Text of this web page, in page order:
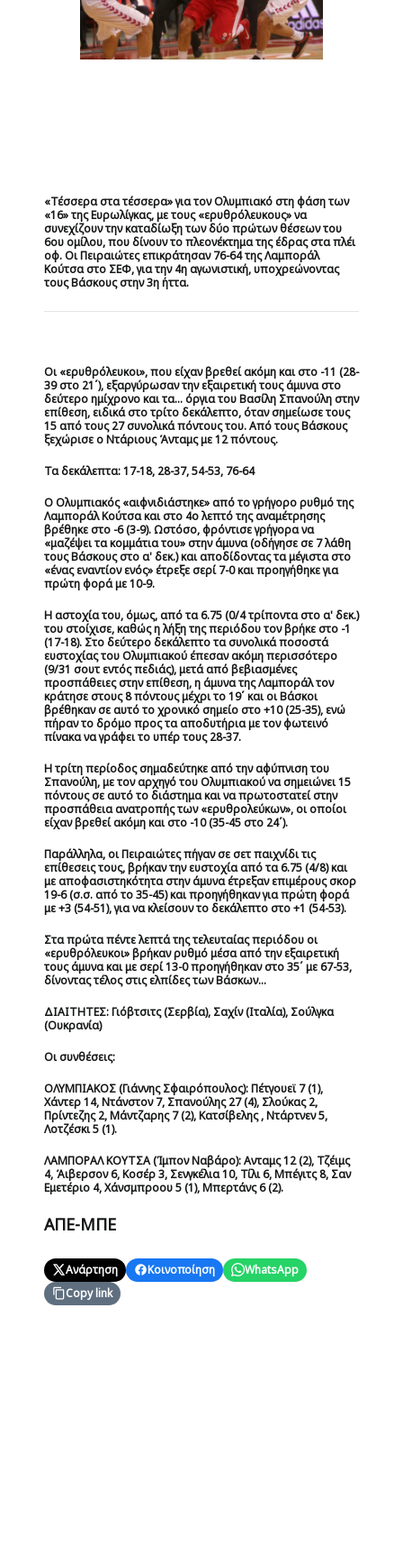
«Τέσσερα στα τέσσερα» για τον Ολυμπιακό στη φάση των
«16» της Ευρωλίγκας, με τους «ερυθρόλευκους» να
συνεχίζουν την καταδίωξη των δύο πρώτων θέσεων του
6ου ομίλου, που δίνουν το πλεονέκτημα της έδρας στα πλέι
οφ. Οι Πειραιώτες επικράτησαν 76-64 της Λαμποράλ
Κούτσα στο ΣΕΦ, για την 4η αγωνιστική, υποχρεώνοντας
τους Βάσκους στην 3η ήττα.
Οι «ερυθρόλευκοι», που είχαν βρεθεί ακόμη και στο -11 (28-
39 στο 21΄), εξαργύρωσαν την εξαιρετική τους άμυνα στο
δεύτερο ημίχρονο και τα... όργια του Βασίλη Σπανούλη στην
επίθεση, ειδικά στο τρίτο δεκάλεπτο, όταν σημείωσε τους
15 από τους 27 συνολικά πόντους του. Από τους Βάσκους
ξεχώρισε ο Ντάριους Άνταμς με 12 πόντους.
Τα δεκάλεπτα:17-18, 28-37, 54-53, 76-64
Ο Ολυμπιακός «αιφνιδιάστηκε» από το γρήγορο ρυθμό της
Λαμποράλ Κούτσα και στο 4ο λεπτό της αναμέτρησης
βρέθηκε στο -6 (3-9). Ωστόσο, φρόντισε γρήγορα να
«μαζέψει τα κομμάτια του» στην άμυνα (οδήγησε σε 7 λάθη
τους Βάσκους στο α' δεκ.) και αποδίδοντας τα μέγιστα στο
«ένας εναντίον ενός» έτρεξε σερί 7-0 και προηγήθηκε για
πρώτη φορά με 10-9.
Η αστοχία του, όμως, από τα 6.75 (0/4 τρίποντα στο α' δεκ.)
του στοίχισε, καθώς η λήξη της περιόδου τον βρήκε στο -1
(17-18). Στο δεύτερο δεκάλεπτο τα συνολικά ποσοστά
ευστοχίας του Ολυμπιακού έπεσαν ακόμη περισσότερο
(9/31 σουτ εντός πεδιάς), μετά από βεβιασμένες
προσπάθειες στην επίθεση, η άμυνα της Λαμποράλ τον
κράτησε στους 8 πόντους μέχρι το 19΄ και οι Βάσκοι
βρέθηκαν σε αυτό το χρονικό σημείο στο +10 (25-35), ενώ
πήραν το δρόμο προς τα αποδυτήρια με τον φωτεινό
πίνακα να γράφει το υπέρ τους 28-37.
Η τρίτη περίοδος σημαδεύτηκε από την αφύπνιση του
Σπανούλη, με τον αρχηγό του Ολυμπιακού να σημειώνει 15
πόντους σε αυτό το διάστημα και να πρωτοστατεί στην
προσπάθεια ανατροπής των «ερυθρολεύκων», οι οποίοι
είχαν βρεθεί ακόμη και στο -10 (35-45 στο 24΄).
Παράλληλα, οι Πειραιώτες πήγαν σε σετ παιχνίδι τις
επίθεσεις τους, βρήκαν την ευστοχία από τα 6.75 (4/8) και
με αποφασιστηκότητα στην άμυνα έτρεξαν επιμέρους σκορ
19-6 (σ.σ. από το 35-45) και προηγήθηκαν για πρώτη φορά
με +3 (54-51), για να κλείσουν το δεκάλεπτο στο +1 (54-53).
Στα πρώτα πέντε λεπτά της τελευταίας περιόδου οι
«ερυθρόλευκοι» βρήκαν ρυθμό μέσα από την εξαιρετική
τους άμυνα και με σερί 13-0 προηγήθηκαν στο 35΄ με 67-53,
δίνοντας τέλος στις ελπίδες των Βάσκων...
ΔΙΑΙΤΗΤΕΣ:Γιόβτσιτς (Σερβία), Σαχίν (Ιταλία), Σούλγκα
(Ουκρανία)
Οι συνθέσεις:
ΟΛΥΜΠΙΑΚΟΣ (Γιάννης Σφαιρόπουλος):Πέτγουεϊ 7 (1),
Χάντερ 14, Ντάνστον 7, Σπανούλης 27 (4), Σλούκας 2,
Πρίντεζης 2, Μάντζαρης 7 (2), Κατσίβελης , Ντάρτνεν 5,
Λοτζέσκι 5 (1).
ΛΑΜΠΟΡΑΛ ΚΟΥΤΣΑ (Ίμπον Ναβάρο):Ανταμς 12 (2), Τζέιμς
4, Άιβερσον 6, Κοσέρ 3, Σενγκέλια 10, Τίλι 6, Μπέγιτς 8, Σαν
Εμετέριο 4, Χάνσμπροου 5 (1), Μπερτάνς 6 (2).
ΑΠΕ-ΜΠΕ
Ανάρτηση Κοινοποίηση
WhatsApp
Copy link